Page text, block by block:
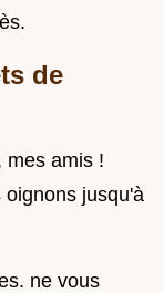
de
mes amis !
jusqu'à
ne vous